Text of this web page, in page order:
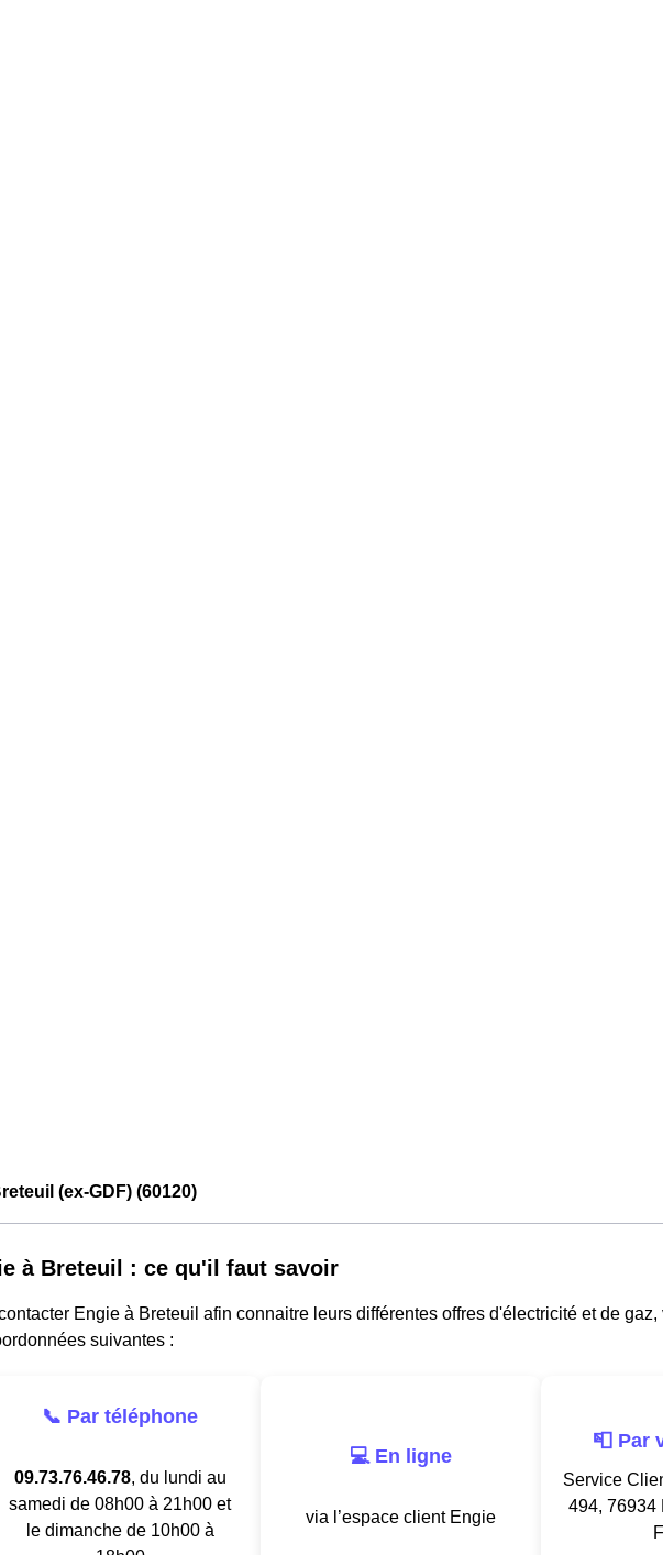
(ex-GDF) (60120)
à Breteuil : ce qu'il faut savoir
Engie à Breteuil afin connaitre leurs différentes offres d'électricité et de
suivantes :
📞 Par téléphone
09.73.76.46.78, du lundi au
samedi de 08h00 à 21h00 et
le dimanche de 10h00 à
💻 En ligne
via l’espace client Engie
📮 Par
Service
494, 76934